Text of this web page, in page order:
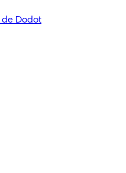
de Dodot